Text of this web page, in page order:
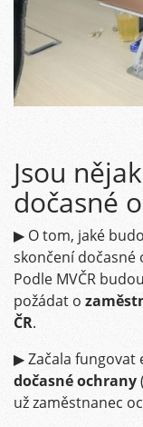
Jsou
dočasné
▶ O tom, jaké
skončení dočasné
Podle MVČR
požádat o
ČR.
▶ Začala fungovat
dočasné ochrany
už zaměstnanec